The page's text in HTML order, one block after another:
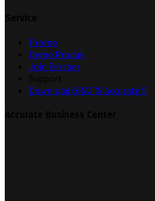
Promo
Demo Produk
Join Partner
Download GRATIS Accurate 5